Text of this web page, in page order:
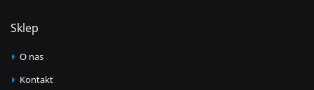
Sklep
O nas
Kontakt